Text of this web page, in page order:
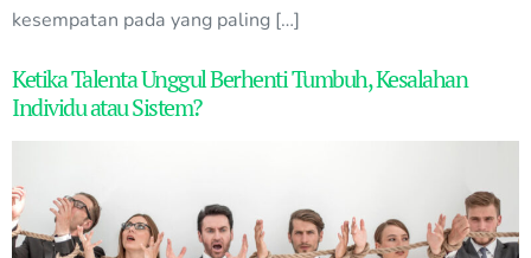
kesempatan pada yang paling […]
Ketika Talenta Unggul Berhenti Tumbuh, Kesalahan
Individu atau Sistem?